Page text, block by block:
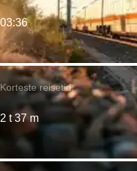
Korteste reisetid:
2 t 37 m
03:36